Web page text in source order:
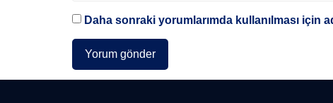
Daha sonraki yorumlarımda kullanılması için